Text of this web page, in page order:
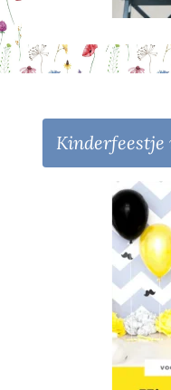
Kinderfeestje